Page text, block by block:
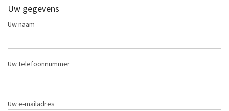
Uw gegevens
Uw naam
Uw telefoonnummer
Uw e-mailadres